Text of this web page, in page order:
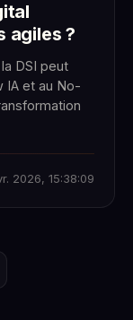
agiles ?
DSI peut
IA et au No-
2026, 15:38:09